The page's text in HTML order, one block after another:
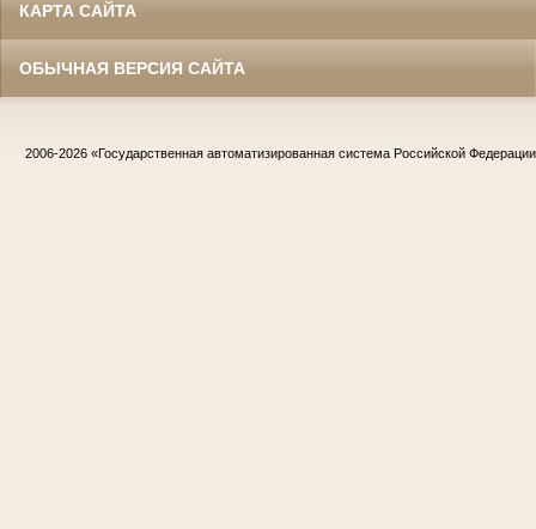
КАРТА САЙТА
ОБЫЧНАЯ ВЕРСИЯ САЙТА
2006-2026 «Государственная автоматизированная система Российской